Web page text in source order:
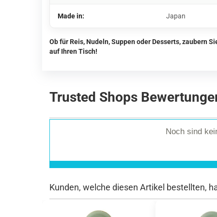
Made in: Japan
Ob für Reis, Nudeln, Suppen oder Desserts, zaubern
auf Ihren Tisch!
Trusted Shops
Noch sind
Kunden, welche diesen Artikel bestellten,